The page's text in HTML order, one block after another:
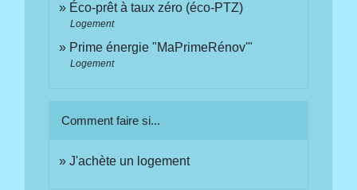
Éco-prêt à taux zéro (éco-PTZ)
Logement
Prime énergie "MaPrimeRénov'"
Logement
Comment faire si...
J'achète un logement